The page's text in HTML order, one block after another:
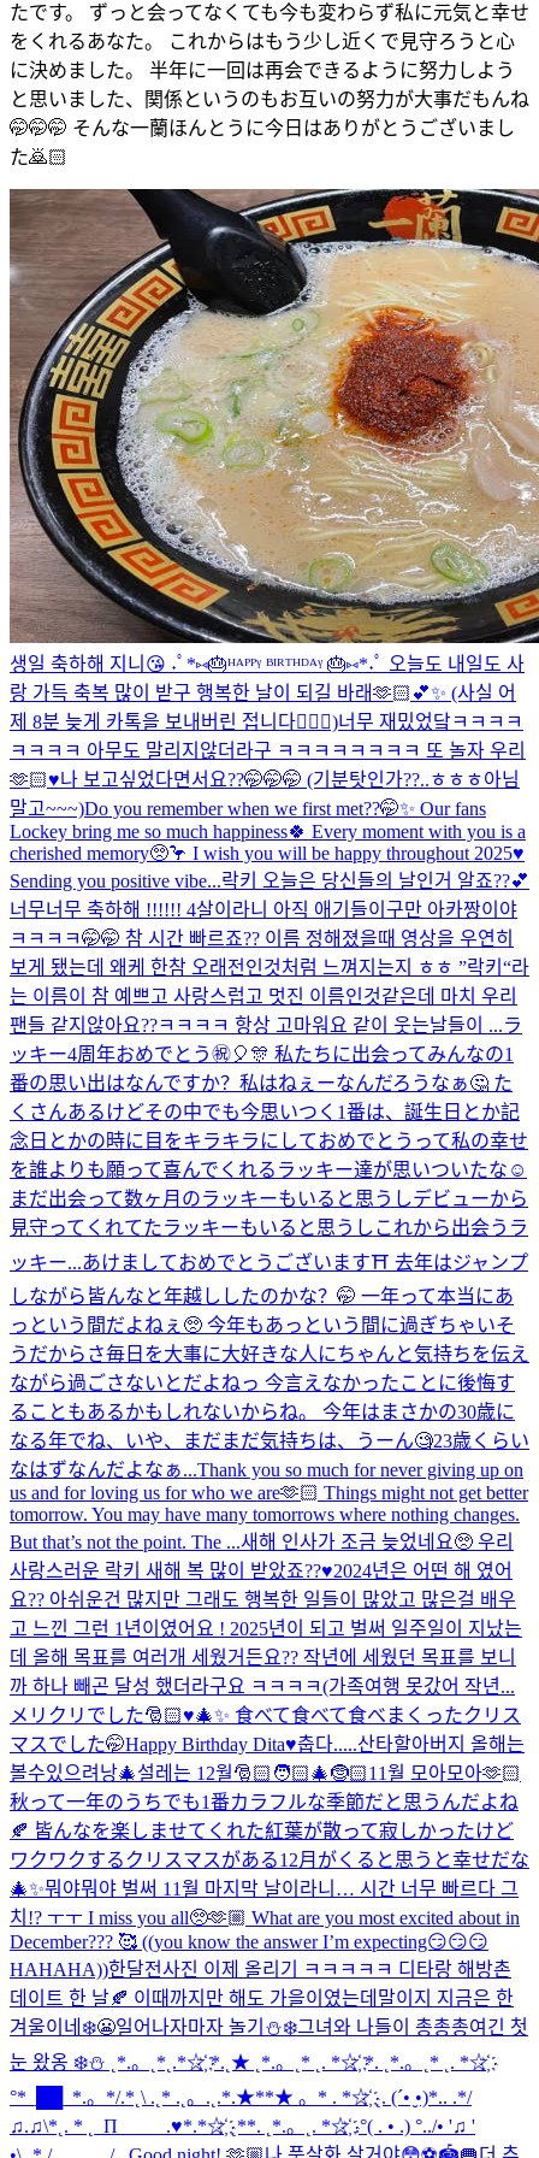
たです。 ずっと会ってなくても今も変わらず私に元気と幸せ
をくれるあなた。 これからはもう少し近くで見守ろうと心
に決めました。 半年に一回は再会できるように努力しよう
と思いました、関係というのもお互いの努力が大事だもんね
🤭🤭🤭 そんな一蘭ほんとうに今日はありがとうございまし
た🙇🏻
생일 축하해 지니😘 ˖ﾟ*⑅🎂ᴴᴬᴾᴾᵞ ᴮᴵᴿᵀᴴᴰᴬᵞ 🎂⑅*˖ﾟ 오늘도 내일도 사
랑 가득 축복 많이 받구 행복한 날이 되길 바래🫶🏻💕✨ (사실 어
제 8분 늦게 카톡을 보내버린 접니다🙇🏻‍♀️)너무 재밌었닼ㅋㅋㅋㅋ
ㅋㅋㅋㅋ 아무도 말리지않더라구 ㅋㅋㅋㅋㅋㅋㅋㅋ 또 놀자 우리
🫶🏻♥️나 보고싶었다면서요??🤭🤭🤭 (기분탓인가??..ㅎㅎㅎ아님
말고~~~)Do you remember when we first met??🤭✨ Our fans
Lockey bring me so much happiness🍀 Every moment with you is a
cherished memory🥺🦩 I wish you will be happy throughout 2025♥️
Sending you positive vibe...락키 오늘은 당신들의 날인거 알죠??💕
너무너무 축하해 !!!!!! 4살이라니 아직 애기들이구만 아카짱이야
ㅋㅋㅋㅋ🤭🤭 참 시간 빠르죠?? 이름 정해졌을때 영상을 우연히
보게 됐는데 왜케 한참 오래전인것처럼 느껴지는지 ㅎㅎ ”락키“라
는 이름이 참 예쁘고 사랑스럽고 멋진 이름인것같은데 마치 우리
팬들 같지않아요??ㅋㅋㅋㅋ 항상 고마워요 같이 웃는날들이 ...ラ
ッキー4周年おめでとう㊗️🎈🎊 私たちに出会ってみんなの1
番の思い出はなんですか？私はねぇーなんだろうなぁ🤔 た
くさんあるけどその中でも今思いつく1番は、誕生日とか記
念日とかの時に目をキラキラにしておめでとうって私の幸せ
を誰よりも願って喜んでくれるラッキー達が思いついたな☺️
まだ出会って数ヶ月のラッキーもいると思うしデビューから
見守ってくれてたラッキーもいると思うしこれから出会うラ
ッキー...あけましておめでとうございます⛩ 去年はジャンプ
しながら皆んなと年越ししたのかな？🤭 一年って本当にあ
っという間だよねぇ🥺 今年もあっという間に過ぎちゃいそ
うだからさ毎日を大事に大好きな人にちゃんと気持ちを伝え
ながら過ごさないとだよねっ 今言えなかったことに後悔す
ることもあるかもしれないからね。 今年はまさかの30歳に
なる年でね、いや、まだまだ気持ちは、うーん🧐23歳くらい
なはずなんだよなぁ...Thank you so much for never giving up on
us and for loving us for who we are🫶🏻 Things might not get better
tomorrow. You may have many tomorrows where nothing changes.
But that’s not the point. The ...새해 인사가 조금 늦었네요🥺 우리
사랑스러운 락키 새해 복 많이 받았죠??♥️2024년은 어떤 해 였어
요?? 아쉬운건 많지만 그래도 행복한 일들이 많았고 많은걸 배우
고 느낀 그런 1년이였어요 ! 2025년이 되고 벌써 일주일이 지났는
데 올해 목표를 여러개 세웠거든요?? 작년에 세웠던 목표를 보니
까 하나 빼곤 달성 했더라구요 ㅋㅋㅋㅋ(가족여행 못갔어 작년...
メリクリでした🎅🏻♥️🎄✨ 食べて食べて食べまくったクリス
マスでした🤭Happy Birthday Dita♥️춥다.....산타할아버지 올해는
볼수있으려낭🎄설레는 12월🎅🏻🧑🏻‍🎄🤶🏻11월 모아모아🫶🏻
秋って一年のうちでも1番カラフルな季節だと思うんだよね
🍂 皆んなを楽しませてくれた紅葉が散って寂しかったけど
ワクワクするクリスマスがある12月がくると思うと幸せだな
🎄✨뭐야뭐야 벌써 11월 마지막 날이라니… 시간 너무 빠르다 그
치!? ㅜㅜ I miss you all🥺🫶🏼 What are you most excited about in
December??? 🥰 ((you know the answer I’m expecting😏😏😏
HAHAHA))한달전사진 이제 올리기 ㅋㅋㅋㅋㅋ 디타랑 해방촌
데이트 한 날🍂 이때까지만 해도 가을이였는데말이지 지금은 한
겨울이네❄️😬일어나자마자 놀기⛄❄️그녀와 나들이 총총총여긴 첫
눈 왔옹 ❄️⛄️ ˛*.。˛*˛.*☆҉ *.˛★ ˛*.。˛* ˛. *☆҉ *. ˛*.。˛* ˛. *☆҉
°*_██_*.。*/.*˛\ .˛* .˛。.˛.*.★**★ 。* . *☆҉ ˛. (´• ̮•)*.. .*/
♫.♫\*˛. * ˛_Π_____.♥*.*☆҉ ˛**. ˛*.。˛. *☆҉ .°( . • .) °../• '♫ '